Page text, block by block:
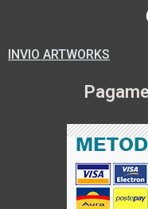
INVIO ARTWORKS